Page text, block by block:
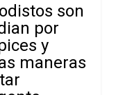
son
por
y
maneras